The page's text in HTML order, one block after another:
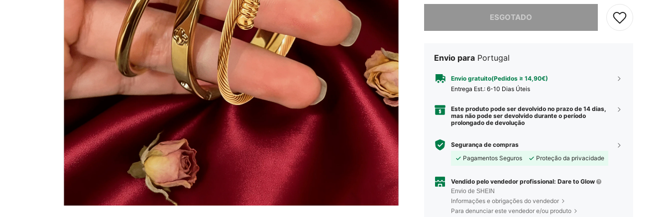
ESGOTADO
Desculpe, este produto está esgotado.
Envio para Portugal
Envio gratuito(Pedidos ≥ 14,90€)
Entrega Est.: 6-10 Dias Úteis
Este produto pode ser devolvido no prazo de 14 dias,
mas não pode ser devolvido durante o período
prolongado de devolução
Segurança de compras
Pagamentos Seguros
Proteção da privacidade
Vendido pelo vendedor profissional: Dare to Glow
Envio de SHEIN
Informações e obrigações do vendedor
Para denunciar este vendedor e/ou produto